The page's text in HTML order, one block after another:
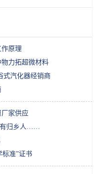
原理
力拓超微材料
式汽化器经销商
家供应
有归乡人……
标准”证书